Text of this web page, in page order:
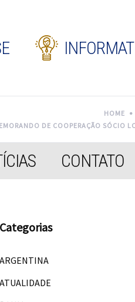
HOME
DE COOPERAÇÃO SÓCIO
CONTATO
Categorias
ARGENTINA
ATUALIDADE